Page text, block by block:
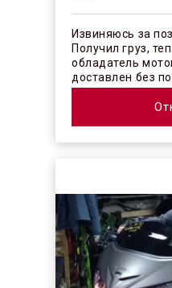
Извиняюсь за
Получил груз,
обладатель
доставлен без
огорчило